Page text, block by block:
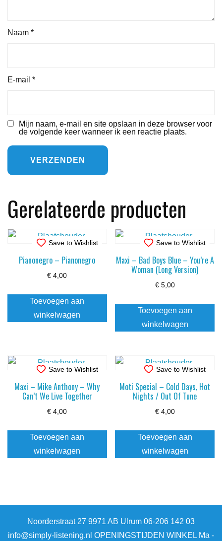
Naam *
E-mail *
Mijn naam, e-mail en site opslaan in deze browser voor
de volgende keer wanneer ik een reactie plaats.
Gerelateerde producten
Save to Wishlist
Pianonegro – Pianonegro
€ 4,00
Toevoegen aan
winkelwagen
Save to Wishlist
Maxi – Bad Boys Blue – You’re A
Woman (Long Version)
€5,00
Toevoegen aan
winkelwagen
Save to Wishlist
Maxi – Mike Anthony – Why
Can’t We Live Together
€ 4,00
Toevoegen aan
winkelwagen
Save to Wishlist
Moti Special – Cold Days, Hot
Nights / Out Of Tune
€4,00
Toevoegen aan
winkelwagen
Noorderstraat 27 9971 AB Ulrum 06-206 142 03
info@simply-listening.nl OPENINGSTIJDEN WINKEL Ma -